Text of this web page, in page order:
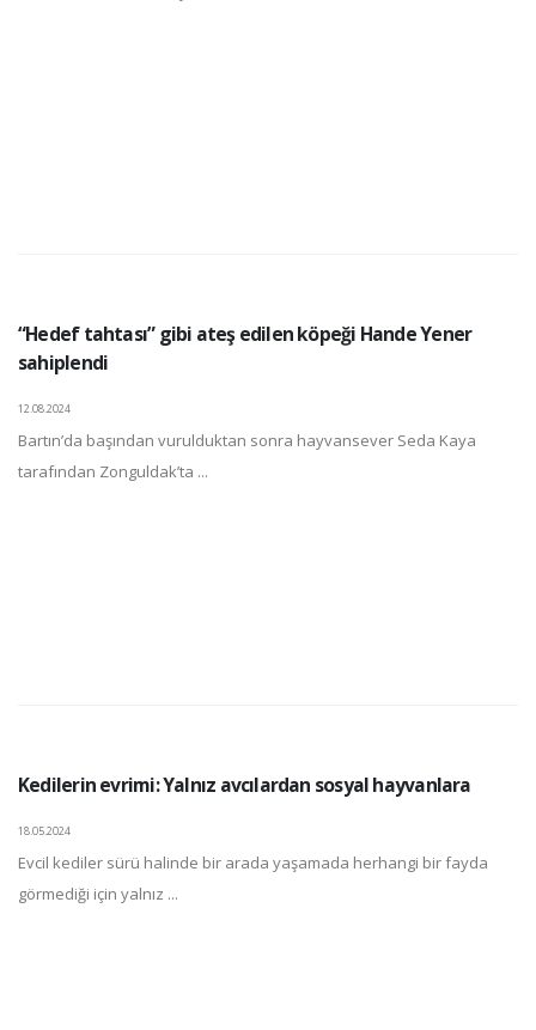
“Hedef tahtası” gibi ateş edilen köpeği Hande Yener
sahiplendi
12.08.2024
Bartın’da başından vurulduktan sonra hayvansever Seda Kaya
tarafından Zonguldak’ta ...
Kedilerin evrimi: Yalnız avcılardan sosyal hayvanlara
18.05.2024
Evcil kediler sürü halinde bir arada yaşamada herhangi bir fayda
görmediği için yalnız ...